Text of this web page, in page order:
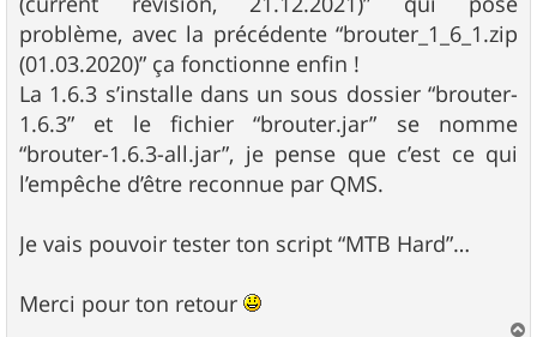
problème, avec la précédente “brouter_1_6_1.zip
(01.03.2020)” ça fonctionne enfin !
La 1.6.3 s’installe dans un sous dossier “brouter-
1.6.3” et le fichier “brouter.jar” se nomme
“brouter-1.6.3-all.jar”, je pense que c’est ce qui
l’empêche d’être reconnue par QMS.
Je vais pouvoir tester ton script “MTB Hard”…
Merci pour ton retour